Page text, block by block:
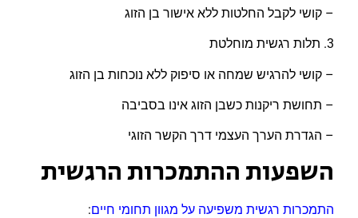
– קושי לקבל החלטות ללא אישור בן הזוג
3. תלות רגשית מוחלטת
– קושי להרגיש שמחה או סיפוק ללא נוכחות בן הזוג
– תחושת ריקנות כשבן הזוג אינו בסביבה
– הגדרת הערך העצמי דרך הקשר הזוגי
השפעות ההתמכרות הרגשית
התמכרות רגשית משפיעה על מגוון תחומי חיים: